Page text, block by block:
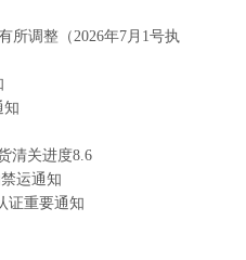
所调整（2026年7月1号执
知
清关进度8.6
运通知
证重要通知